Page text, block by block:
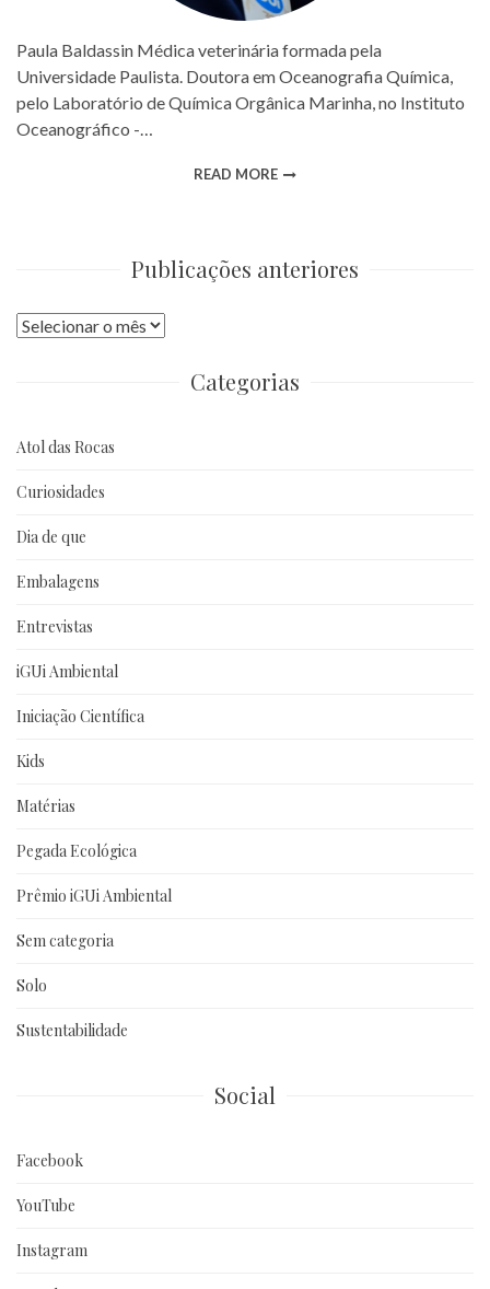
Paula Baldassin Médica veterinária formada pela
Universidade Paulista. Doutora em Oceanografia Química,
pelo Laboratório de Química Orgânica Marinha, no Instituto
Oceanográfico -…
READ MORE
Publicações anteriores
Publicações
Categorias
Atol das Rocas
Curiosidades
Dia de que
Embalagens
Entrevistas
iGUi Ambiental
Iniciação Científica
Kids
Matérias
Pegada Ecológica
Prêmio iGUi Ambiental
Sem categoria
Solo
Sustentabilidade
Social
Facebook
YouTube
Instagram